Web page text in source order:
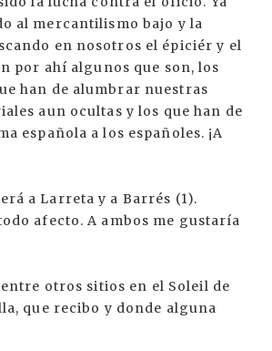
al mercantilismo bajo y la
en nosotros el épiciér y el
por ahí algunos que son, los
han de alumbrar nuestras
aun ocultas y los que han de
española a los españoles. ¡A
a Larreta y a Barrés (1).
afecto. A ambos me gustaría
otros sitios en el Soleil de
que recibo y donde alguna